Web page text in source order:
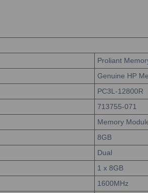
Proliant
Genuine HP
PC3L-12800R
713755-071
Memory
8GB
Dual
1 x 8GB
1600MHz